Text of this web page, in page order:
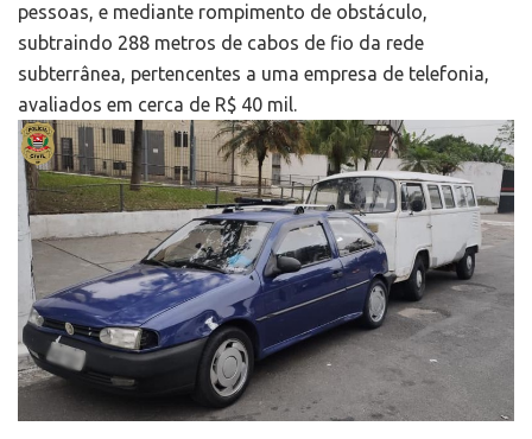
pessoas, e mediante rompimento de obstáculo,
subtraindo 288 metros de cabos de fio da rede
subterrânea, pertencentes a uma empresa de telefonia,
avaliados em cerca de R$ 40 mil.